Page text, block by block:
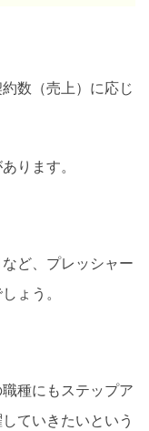
数（売上）に応じ
ります。
ど、プレッシャー
ょう。
種にもステップア
ていきたいという